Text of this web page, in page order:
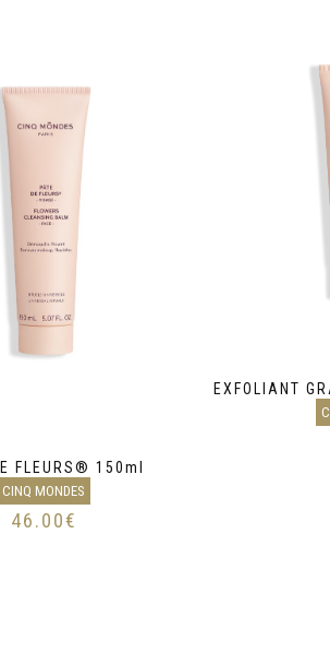
FLEURS® 150ml
CINQ MONDES
46.00€
EXFOLIANT